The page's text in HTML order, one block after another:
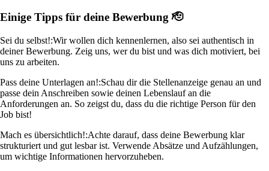
Einige Tipps für deine Bewerbung 🫡
Sei du selbst!:Wir wollen dich kennenlernen, also sei authentisch in
deiner Bewerbung. Zeig uns, wer du bist und was dich motiviert, bei
uns zu arbeiten.
Pass deine Unterlagen an!:Schau dir die Stellenanzeige genau an und
passe dein Anschreiben sowie deinen Lebenslauf an die
Anforderungen an. So zeigst du, dass du die richtige Person für den
Job bist!
Mach es übersichtlich!:Achte darauf, dass deine Bewerbung klar
strukturiert und gut lesbar ist. Verwende Absätze und Aufzählungen,
um wichtige Informationen hervorzuheben.